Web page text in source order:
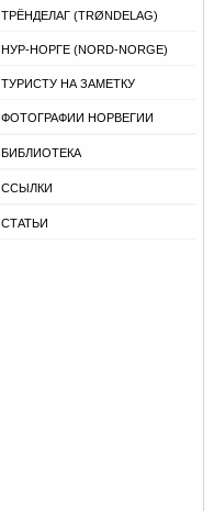
ТРЁНДЕЛАГ (TRØNDELAG)
НУР-НОРГЕ (NORD-NORGE)
ТУРИСТУ НА ЗАМЕТКУ
ФОТОГРАФИИ НОРВЕГИИ
БИБЛИОТЕКА
ССЫЛКИ
СТАТЬИ